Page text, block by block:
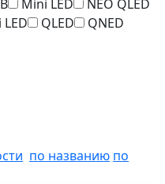
Mini LED
NEO QLED
QLED
QNED
по названию по